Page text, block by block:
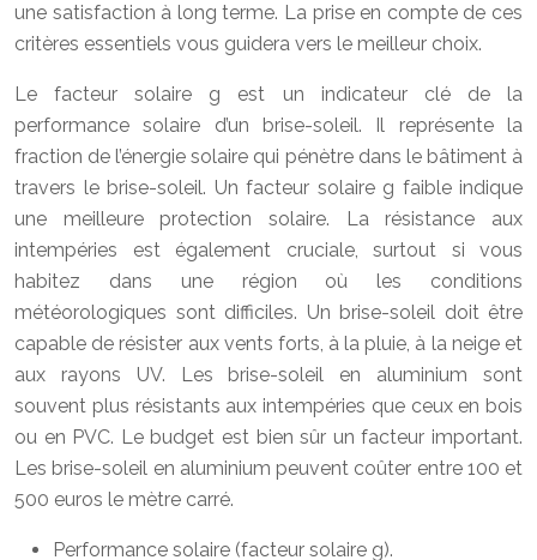
une satisfaction à long terme. La prise en compte de ces
critères essentiels vous guidera vers le meilleur choix.
Le facteur solaire g est un indicateur clé de la
performance solaire d’un brise-soleil. Il représente la
fraction de l’énergie solaire qui pénètre dans le bâtiment à
travers le brise-soleil. Un facteur solaire g faible indique
une meilleure protection solaire. La résistance aux
intempéries est également cruciale, surtout si vous
habitez dans une région où les conditions
météorologiques sont difficiles. Un brise-soleil doit être
capable de résister aux vents forts, à la pluie, à la neige et
aux rayons UV. Les brise-soleil en aluminium sont
souvent plus résistants aux intempéries que ceux en bois
ou en PVC. Le budget est bien sûr un facteur important.
Les brise-soleil en aluminium peuvent coûter entre 100 et
500 euros le mètre carré.
Performance solaire (facteur solaire g).